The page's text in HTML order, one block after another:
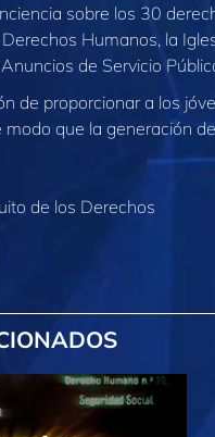
sobre los 30
Humanos, la
de Servicio
de proporcionar a los
que la generación
de los Derechos